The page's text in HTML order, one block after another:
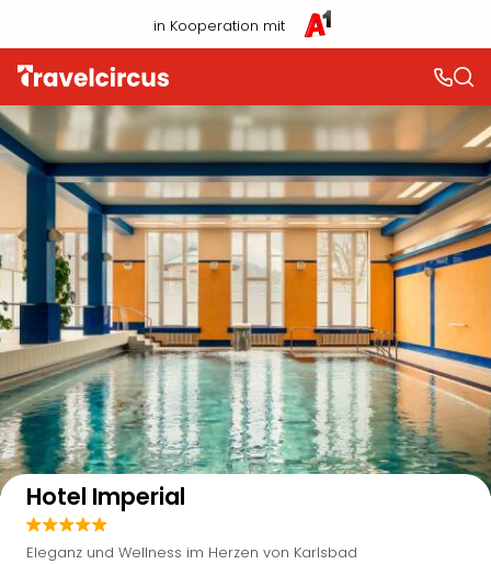
in Kooperation mit
Auf der Karte anzeigen
Hotel Imperial
Eleganz und Wellness im Herzen von Karlsbad